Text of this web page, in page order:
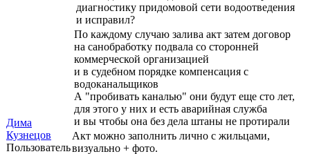
Дима
Кузнецов
Пользователь
диагностику придомовой сети водоотведения
и исправил?
По каждому случаю залива акт затем договор
на санобработку подвала со сторонней
коммерческой организацией
и в судебном порядке компенсация с
водоканальщиков
А "пробивать каналью" они будут еще сто лет,
для этого у них и есть аварийная служба
и вы чтобы она без дела штаны не протирали
Акт можно заполнить лично с жильцами,
визуально + фото.